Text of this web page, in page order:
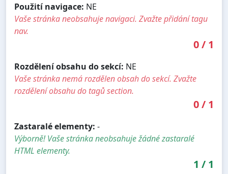
Použití navigace: NE
Vaše stránka neobsahuje navigaci. Zvažte přidání tagu
nav.
0/ 1
Rozdělení obsahu do sekcí: NE
Vaše stránka nemá rozdělen obsah do sekcí. Zvažte
rozdělení obsahu do tagů section.
0/ 1
Zastaralé elementy: -
Výborně! Vaše stránka neobsahuje žádné zastaralé
HTML elementy.
1 / 1